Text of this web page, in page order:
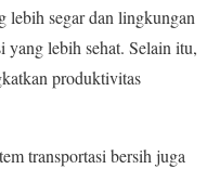
lebih segar dan lingkungan
lebih sehat. Selain itu,
produktivitas
transportasi bersih juga